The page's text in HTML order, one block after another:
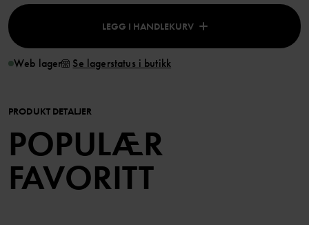
LEGG I HANDLEKURV
Web lager Se lagerstatus i butikk
PRODUKT DETALJER
POPULÆR
FAVORITT